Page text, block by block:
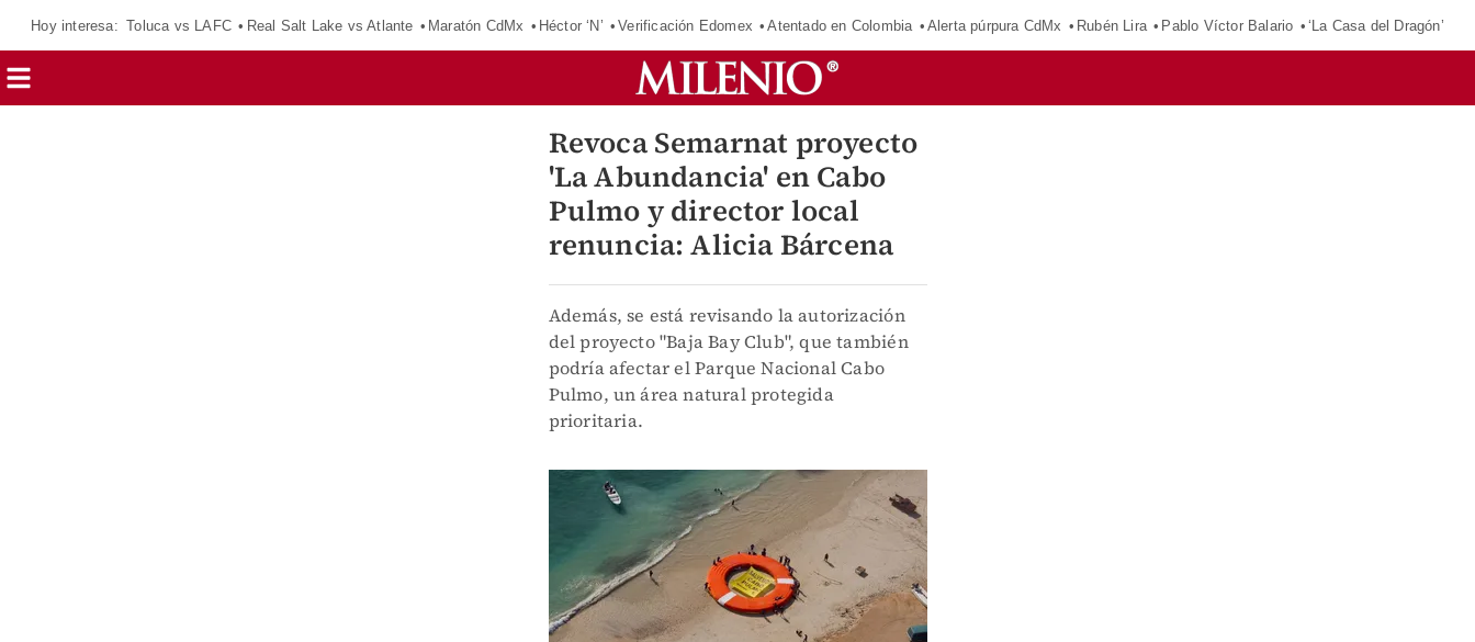
Hoy interesa: Toluca vs LAFC Real Salt Lake vs Atlante Maratón CdMx Héctor ‘N’ Verificación Edomex Atentado en Colombia Alerta púrpura CdMx Rubén Lira Pablo Víctor Balario ‘La Casa del Dragón’
Revoca Semarnat proyecto
'La Abundancia' en Cabo
Pulmo y director local
renuncia: Alicia Bárcena
Además, se está revisando la autorización
del proyecto "Baja Bay Club", que también
podría afectar el Parque Nacional Cabo
Pulmo, un área natural protegida
prioritaria.